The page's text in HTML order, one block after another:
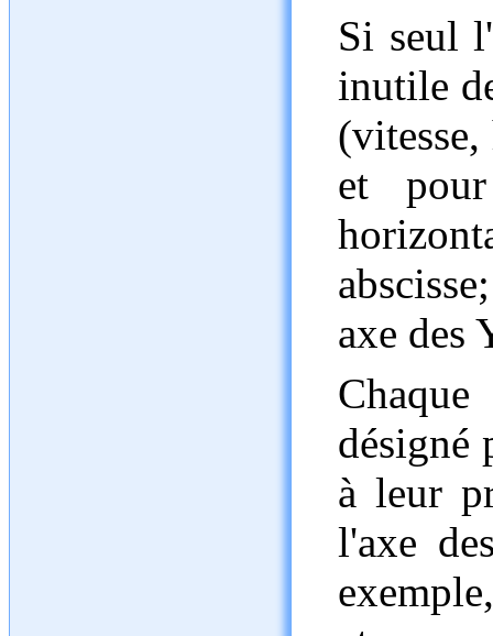
Si seul
inutile
et
axe des
désigné
à leur
l'axe